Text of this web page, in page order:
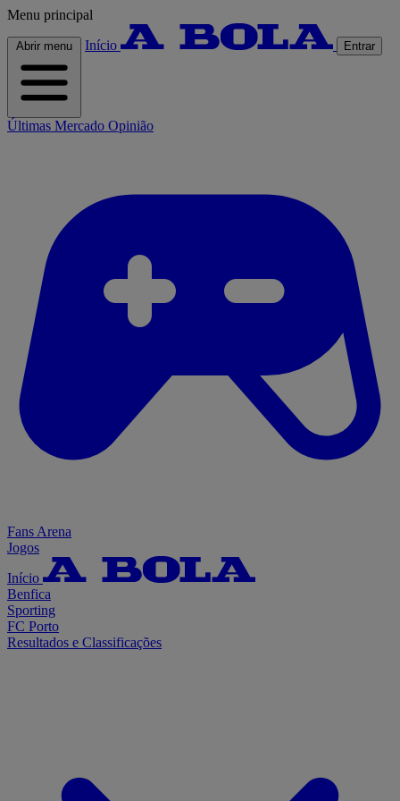
Menu principal
Abrir menu Início Entrar
Últimas Mercado Opinião
Fans Arena
Jogos
Início
Benfica
Sporting
FC Porto
Resultados e Classificações